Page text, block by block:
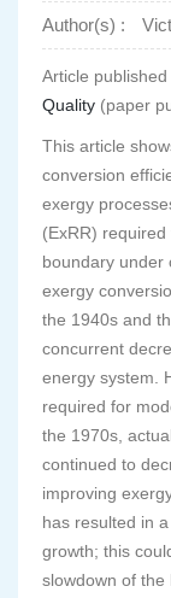
Author(s) :
Article published
Quality (paper
This article
conversion
exergy
(ExRR)
boundary under
exergy
the 1940s and
concurrent
energy system.
required for
the 1970s,
continued to
improving
has resulted in
growth; this
slowdown of